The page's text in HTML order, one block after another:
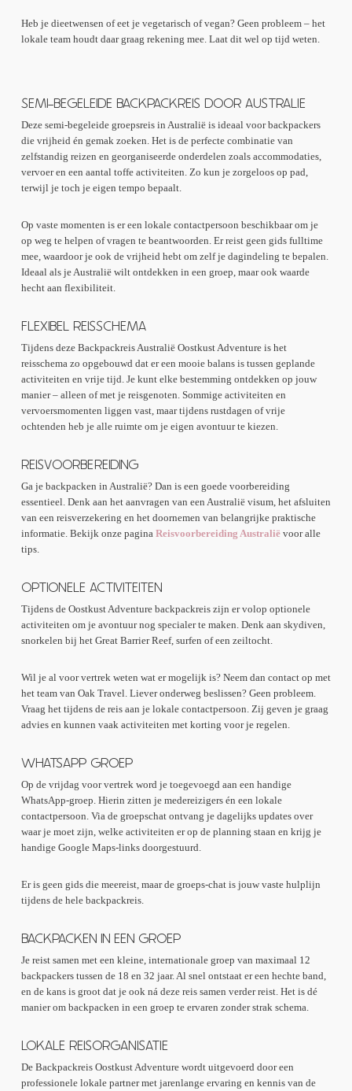
Heb je dieetwensen of eet je vegetarisch of vegan? Geen probleem – het
lokale team houdt daar graag rekening mee. Laat dit wel op tijd weten.
SEMI-BEGELEIDE BACKPACKREIS DOOR AUSTRALIE
Deze semi-begeleide groepsreis in Australië is ideaal voor backpackers
die vrijheid én gemak zoeken. Het is de perfecte combinatie van
zelfstandig reizen en georganiseerde onderdelen zoals accommodaties,
vervoer en een aantal toffe activiteiten. Zo kun je zorgeloos op pad,
terwijl je toch je eigen tempo bepaalt.
Op vaste momenten is er een lokale contactpersoon beschikbaar om je
op weg te helpen of vragen te beantwoorden. Er reist geen gids fulltime
mee, waardoor je ook de vrijheid hebt om zelf je dagindeling te bepalen.
Ideaal als je Australië wilt ontdekken in een groep, maar ook waarde
hecht aan flexibiliteit.
FLEXIBEL REISSCHEMA
Tijdens deze Backpackreis Australië Oostkust Adventure is het
reisschema zo opgebouwd dat er een mooie balans is tussen geplande
activiteiten en vrije tijd. Je kunt elke bestemming ontdekken op jouw
manier – alleen of met je reisgenoten. Sommige activiteiten en
vervoersmomenten liggen vast, maar tijdens rustdagen of vrije
ochtenden heb je alle ruimte om je eigen avontuur te kiezen.
REISVOORBEREIDING
Ga je backpacken in Australië? Dan is een goede voorbereiding
essentieel. Denk aan het aanvragen van een Australië visum, het afsluiten
van een reisverzekering en het doornemen van belangrijke praktische
informatie. Bekijk onze pagina Reisvoorbereiding Australiëvoor alle
tips.
OPTIONELE ACTIVITEITEN
Tijdens de Oostkust Adventure backpackreis zijn er volop optionele
activiteiten om je avontuur nog specialer te maken. Denk aan skydiven,
snorkelen bij het Great Barrier Reef, surfen of een zeiltocht.
Wil je al voor vertrek weten wat er mogelijk is? Neem dan contact op met
het team van Oak Travel. Liever onderweg beslissen? Geen probleem.
Vraag het tijdens de reis aan je lokale contactpersoon. Zij geven je graag
advies en kunnen vaak activiteiten met korting voor je regelen.
WHATSAPP GROEP
Op de vrijdag voor vertrek word je toegevoegd aan een handige
WhatsApp-groep. Hierin zitten je medereizigers én een lokale
contactpersoon. Via de groepschat ontvang je dagelijks updates over
waar je moet zijn, welke activiteiten er op de planning staan en krijg je
handige Google Maps-links doorgestuurd.
Er is geen gids die meereist, maar de groeps-chat is jouw vaste hulplijn
tijdens de hele backpackreis.
BACKPACKEN IN EEN GROEP
Je reist samen met een kleine, internationale groep van maximaal 12
backpackers tussen de 18 en 32 jaar. Al snel ontstaat er een hechte band,
en de kans is groot dat je ook ná deze reis samen verder reist. Het is dé
manier om backpacken in een groep te ervaren zonder strak schema.
LOKALE REISORGANISATIE
De Backpackreis Oostkust Adventure wordt uitgevoerd door een
professionele lokale partner met jarenlange ervaring en kennis van de